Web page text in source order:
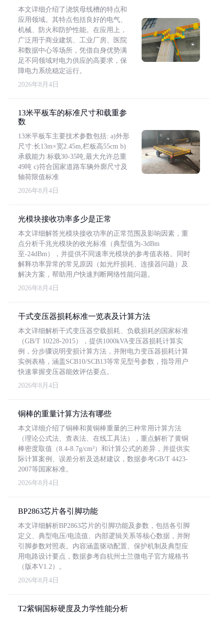
本文详细介绍了浇筑母线槽的特点和
应用领域。其特点包括良好的电气、
机械、防火和防护性能。在应用上，
广泛用于商业建筑、工业厂房、医院
和数据中心等场所，凭借自身优势满
足不同领域对电力供应的高要求，保
障电力系统稳定运行。
2026年8月4日
13米平板车的标准尺寸和载重参
数
13米平板车主要技术参数包括: a)外形
尺寸:长13m×宽2.45m,栏板高55cm b)
承载能力:标载30-35吨,最大允许总重
49吨 c)符合国家道路车辆外廓尺寸及
轴荷限值标准
2026年8月4日
光模块接收功率多少是正常
本文详细解答光模块接收功率的正常范围及影响因素，重
点分析千兆光模块的收光标准（典型值为-3dBm
至-24dBm），并提供不同速率光模块的参考值表格。同时
解释功率异常的常见原因（如光纤损耗、连接器问题）及
解决方案，帮助用户快速判断网络性能问题。
2026年8月4日
干式变压器损耗标准一览表及计算方法
本文详细解析干式变压器空载损耗、负载损耗的国家标准
（GB/T 10228-2015），提供1000kVA变压器损耗计算实
例，分步骤说明变损计算方法，并附电力变压器损耗计算
实例表格，涵盖SCB10/SCB13等常见型号参数，指导用户
快速掌握变压器能效评估要点。
2026年8月4日
铜棒的重量计算方法有哪些
本文详细介绍了铜棒和黄铜棒重量的三种常用计算方法
（理论公式法、查表法、在线工具法），重点解析了黄铜
棒密度取值（8.4-8.7g/cm³）和计算公式的差异，并提供实
际计算案例、误差分析及选材建议，数据参考GB/T 4423-
2007等国家标准。
2026年8月4日
BP2863芯片各引脚功能
本文详细解析BP2863芯片的引脚功能及参数，包括各引脚
定义、典型电压/电流值、内部逻辑关系等核心数据，并附
引脚参数对照表。内容涵盖驱动配置、保护机制及典型应
用电路设计要点，数据参考自杭州士兰微电子官方规格书
（版本V1.2）。
2026年8月4日
T2紫铜国标硬度及力学性能分析